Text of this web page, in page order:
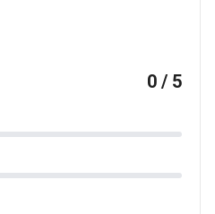
0 / 5